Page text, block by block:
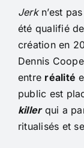
Jerkn’est
été qualifié
création en
Dennis
entre réalité
public est
killerqui a
ritualisés et